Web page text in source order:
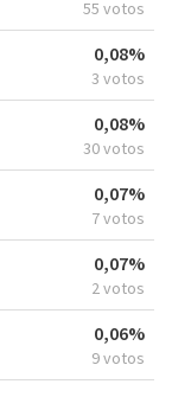
55 votos
0,08%
3 votos
0,08%
30 votos
0,07%
7 votos
0,07%
2 votos
0,06%
9 votos